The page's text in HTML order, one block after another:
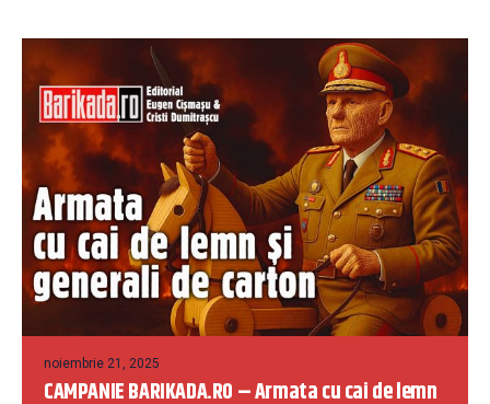
noiembrie 21, 2025
CAMPANIE BARIKADA.RO – Armata cu cai de lemn